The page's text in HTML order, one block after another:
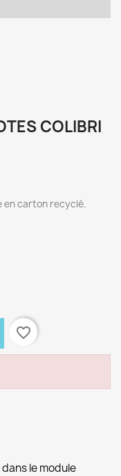
COLIBRI
en carton recyclé.
favorite_border
le module